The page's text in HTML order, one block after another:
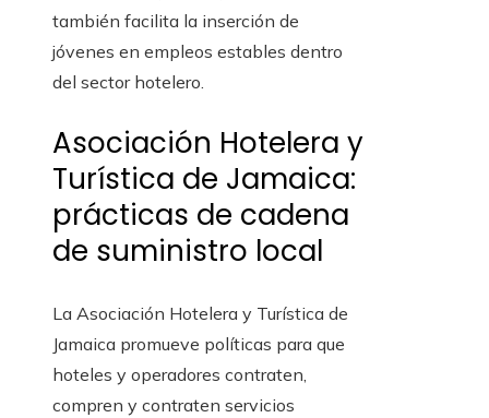
también facilita la inserción de
jóvenes en empleos estables dentro
del sector hotelero.
Asociación Hotelera y
Turística de Jamaica:
prácticas de cadena
de suministro local
La Asociación Hotelera y Turística de
Jamaica promueve políticas para que
hoteles y operadores contraten,
compren y contraten servicios